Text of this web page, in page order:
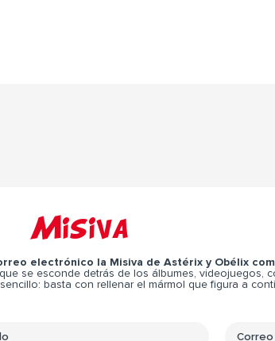
Misiva
electrónico la Misiva de Astérix y Obélix
se esconde detrás de los álbumes, videojuegos,
basta con rellenar el mármol que figura a